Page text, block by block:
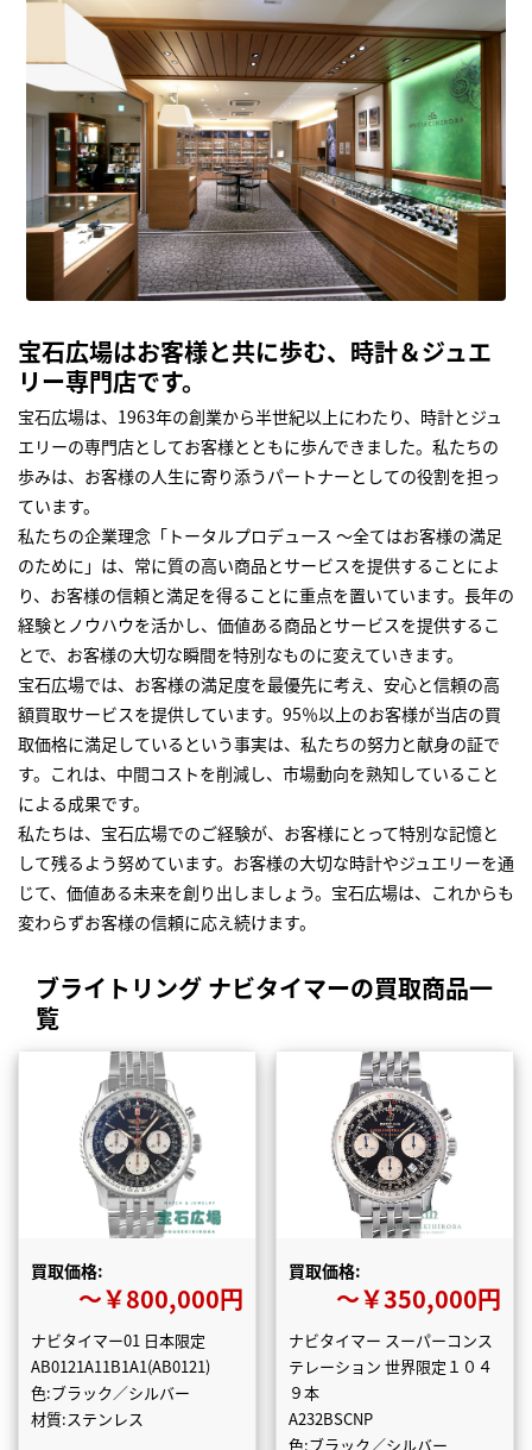
宝石広場はお客様と共に歩む、時計＆ジュエ
リー専門店です。
宝石広場は、1963年の創業から半世紀以上にわたり、時計とジュ
エリーの専門店としてお客様とともに歩んできました。私たちの
歩みは、お客様の人生に寄り添うパートナーとしての役割を担っ
ています。
私たちの企業理念「トータルプロデュース ～全てはお客様の満足
のために」は、常に質の高い商品とサービスを提供することによ
り、お客様の信頼と満足を得ることに重点を置いています。長年の
経験とノウハウを活かし、価値ある商品とサービスを提供するこ
とで、お客様の大切な瞬間を特別なものに変えていきます。
宝石広場では、お客様の満足度を最優先に考え、安心と信頼の高
額買取サービスを提供しています。95％以上のお客様が当店の買
取価格に満足しているという事実は、私たちの努力と献身の証で
す。これは、中間コストを削減し、市場動向を熟知していること
による成果です。
私たちは、宝石広場でのご経験が、お客様にとって特別な記憶と
して残るよう努めています。お客様の大切な時計やジュエリーを通
じて、価値ある未来を創り出しましょう。宝石広場は、これからも
変わらずお客様の信頼に応え続けます。
ブライトリング ナビタイマーの買取商品一
覧
買取価格:
〜￥800,000円
ナビタイマー01 日本限定
AB0121A11B1A1(AB0121)
色:ブラック／シルバー
材質:ステンレス
買取価格:
〜￥350,000円
ナビタイマー スーパーコンス
テレーション 世界限定１０４
９本
A232BSCNP
色:ブラック／シルバー